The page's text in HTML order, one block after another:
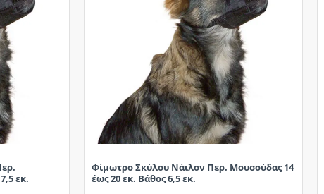
εκ.
Φίμωτρο Σκύλου Νάιλον Περ. Μουσούδας 14
έως 20 εκ. Βάθος 6,5 εκ.